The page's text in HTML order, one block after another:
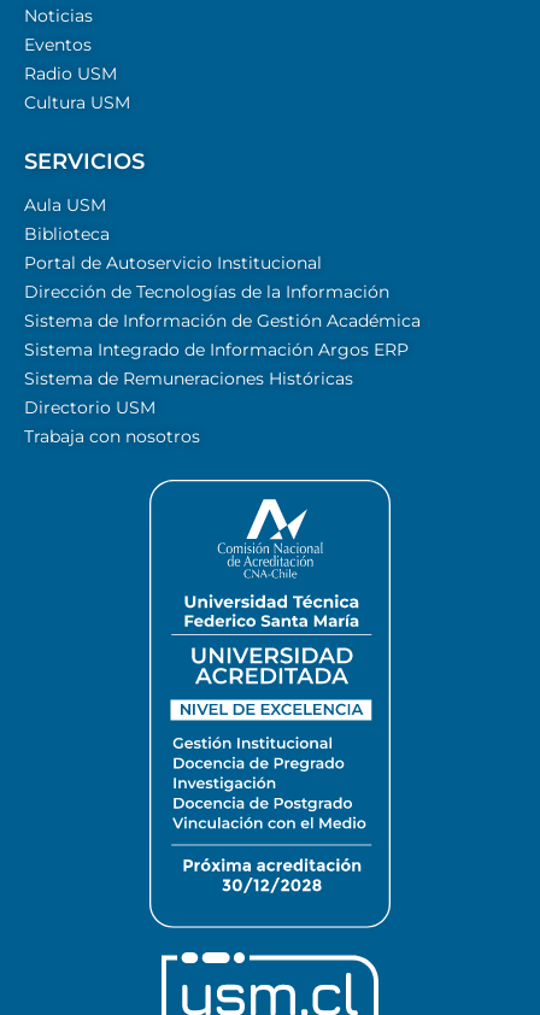
Noticias
Eventos
Radio USM
Cultura USM
SERVICIOS
Aula USM
Biblioteca
Portal de Autoservicio Institucional
Dirección de Tecnologías de la Información
Sistema de Información de Gestión Académica
Sistema Integrado de Información Argos ERP
Sistema de Remuneraciones Históricas
Directorio USM
Trabaja con nosotros